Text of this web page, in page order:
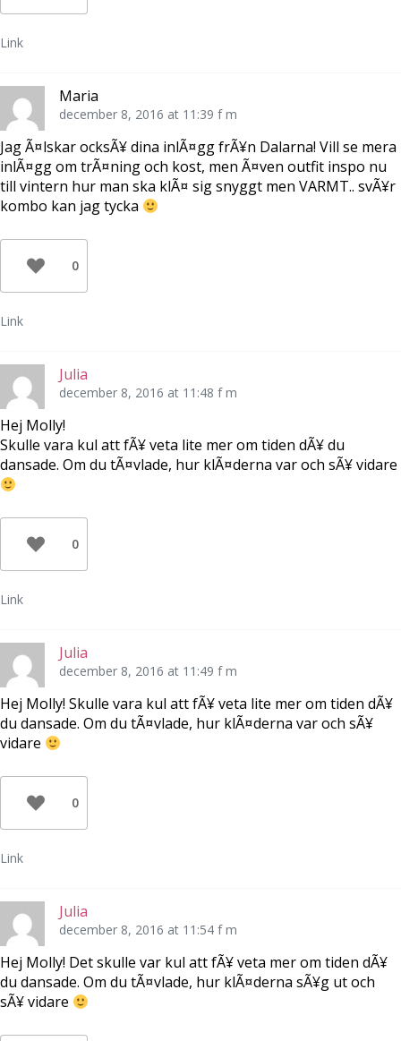
Link
Maria
december 8, 2016 at 11:39 f m
Jag Ã¤lskar ocksÃ¥ dina inlÃ¤gg frÃ¥n Dalarna! Vill se mera
inlÃ¤gg om trÃ¤ning och kost, men Ã¤ven outfit inspo nu
till vintern hur man ska klÃ¤ sig snyggt men VARMT.. svÃ¥r
kombo kan jag tycka
0
Link
Julia
december 8, 2016 at 11:48 f m
Hej Molly!
Skulle vara kul att fÃ¥ veta lite mer om tiden dÃ¥ du
dansade. Om du tÃ¤vlade, hur klÃ¤derna var och sÃ¥ vidare
0
Link
Julia
december 8, 2016 at 11:49 f m
Hej Molly! Skulle vara kul att fÃ¥ veta lite mer om tiden dÃ¥
du dansade. Om du tÃ¤vlade, hur klÃ¤derna var och sÃ¥
vidare
0
Link
Julia
december 8, 2016 at 11:54 f m
Hej Molly! Det skulle var kul att fÃ¥ veta mer om tiden dÃ¥
du dansade. Om du tÃ¤vlade, hur klÃ¤derna sÃ¥g ut och
sÃ¥ vidare